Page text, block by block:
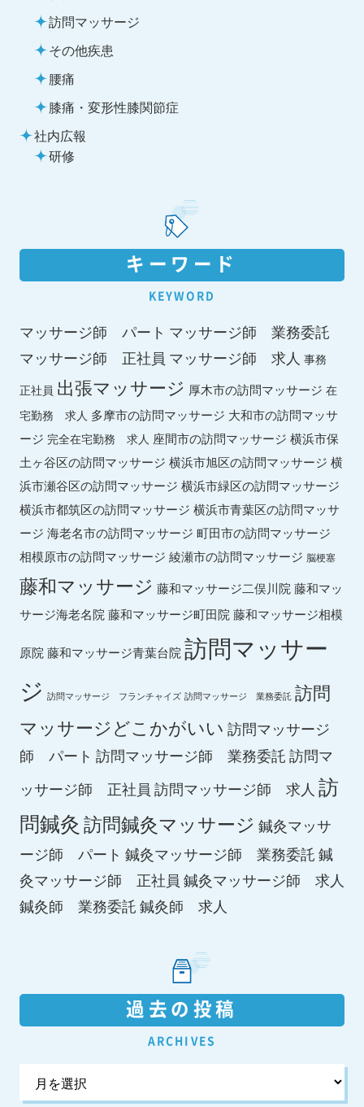
訪問マッサージ
その他疾患
腰痛
膝痛・変形性膝関節症
社内広報
研修
キーワード
KEYWORD
マッサージ師 パート マッサージ師 業務委託
マッサージ師 正社員 マッサージ師 求人 事務
正社員 出張マッサージ 厚木市の訪問マッサージ 在
宅勤務 求人 多摩市の訪問マッサージ 大和市の訪問マッサ
ージ 完全在宅勤務 求人 座間市の訪問マッサージ 横浜市保
土ヶ谷区の訪問マッサージ 横浜市旭区の訪問マッサージ 横
浜市瀬谷区の訪問マッサージ 横浜市緑区の訪問マッサージ
横浜市都筑区の訪問マッサージ 横浜市青葉区の訪問マッサ
ージ 海老名市の訪問マッサージ 町田市の訪問マッサージ
相模原市の訪問マッサージ 綾瀬市の訪問マッサージ 脳梗塞
藤和マッサージ 藤和マッサージ二俣川院 藤和マッ
サージ海老名院 藤和マッサージ町田院 藤和マッサージ相模
原院 藤和マッサージ青葉台院 訪問マッサー
ジ 訪問マッサージ フランチャイズ 訪問マッサージ 業務委託 訪問
マッサージどこかがいい 訪問マッサージ
師 パート 訪問マッサージ師 業務委託 訪問マ
ッサージ師 正社員 訪問マッサージ師 求人 訪
問鍼灸 訪問鍼灸マッサージ 鍼灸マッサ
ージ師 パート 鍼灸マッサージ師 業務委託 鍼
灸マッサージ師 正社員 鍼灸マッサージ師 求人
鍼灸師 業務委託 鍼灸師 求人
過去の投稿
ARCHIVES